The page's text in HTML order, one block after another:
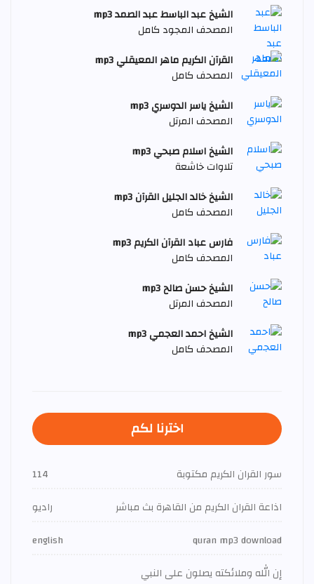
الشيخ عبد الباسط عبد الصمد mp3
المصحف المجود كامل
القرآن الكريم ماهر المعيقلي mp3
المصحف كامل
الشيخ ياسر الدوسري mp3
المصحف المرتل
الشيخ اسلام صبحي mp3
تلاوات خاشعة
الشيخ خالد الجليل القرآن mp3
المصحف كامل
فارس عباد القرآن الكريم mp3
المصحف كامل
الشيخ حسن صالح mp3
المصحف المرتل
الشيخ احمد العجمي mp3
المصحف كامل
اخترنا لكم
سور القران الكريم مكتوبة
114
اذاعة القران الكريم من القاهرة بث مباشر
راديو
quran mp3 download
english
إن الله وملائكته يصلون على النبي